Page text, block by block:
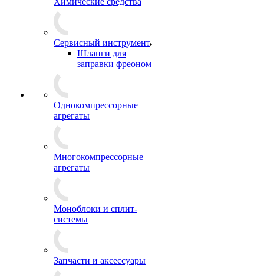
Сервисный инструмент
Шланги для
заправки фреоном
Однокомпрессорные
агрегаты
Многокомпрессорные
агрегаты
Моноблоки и сплит-
системы
Запчасти и аксессуары